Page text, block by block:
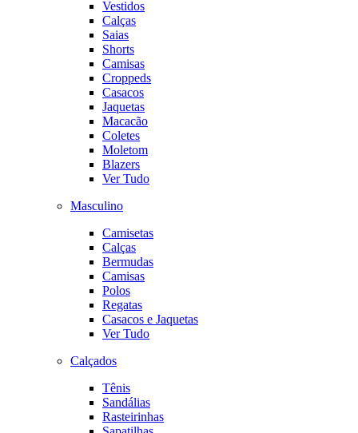
Vestidos
Calças
Saias
Shorts
Camisas
Croppeds
Casacos
Jaquetas
Macacão
Coletes
Moletom
Blazers
Ver Tudo
Masculino
Camisetas
Calças
Bermudas
Camisas
Polos
Regatas
Casacos e Jaquetas
Ver Tudo
Calçados
Tênis
Sandálias
Rasteirinhas